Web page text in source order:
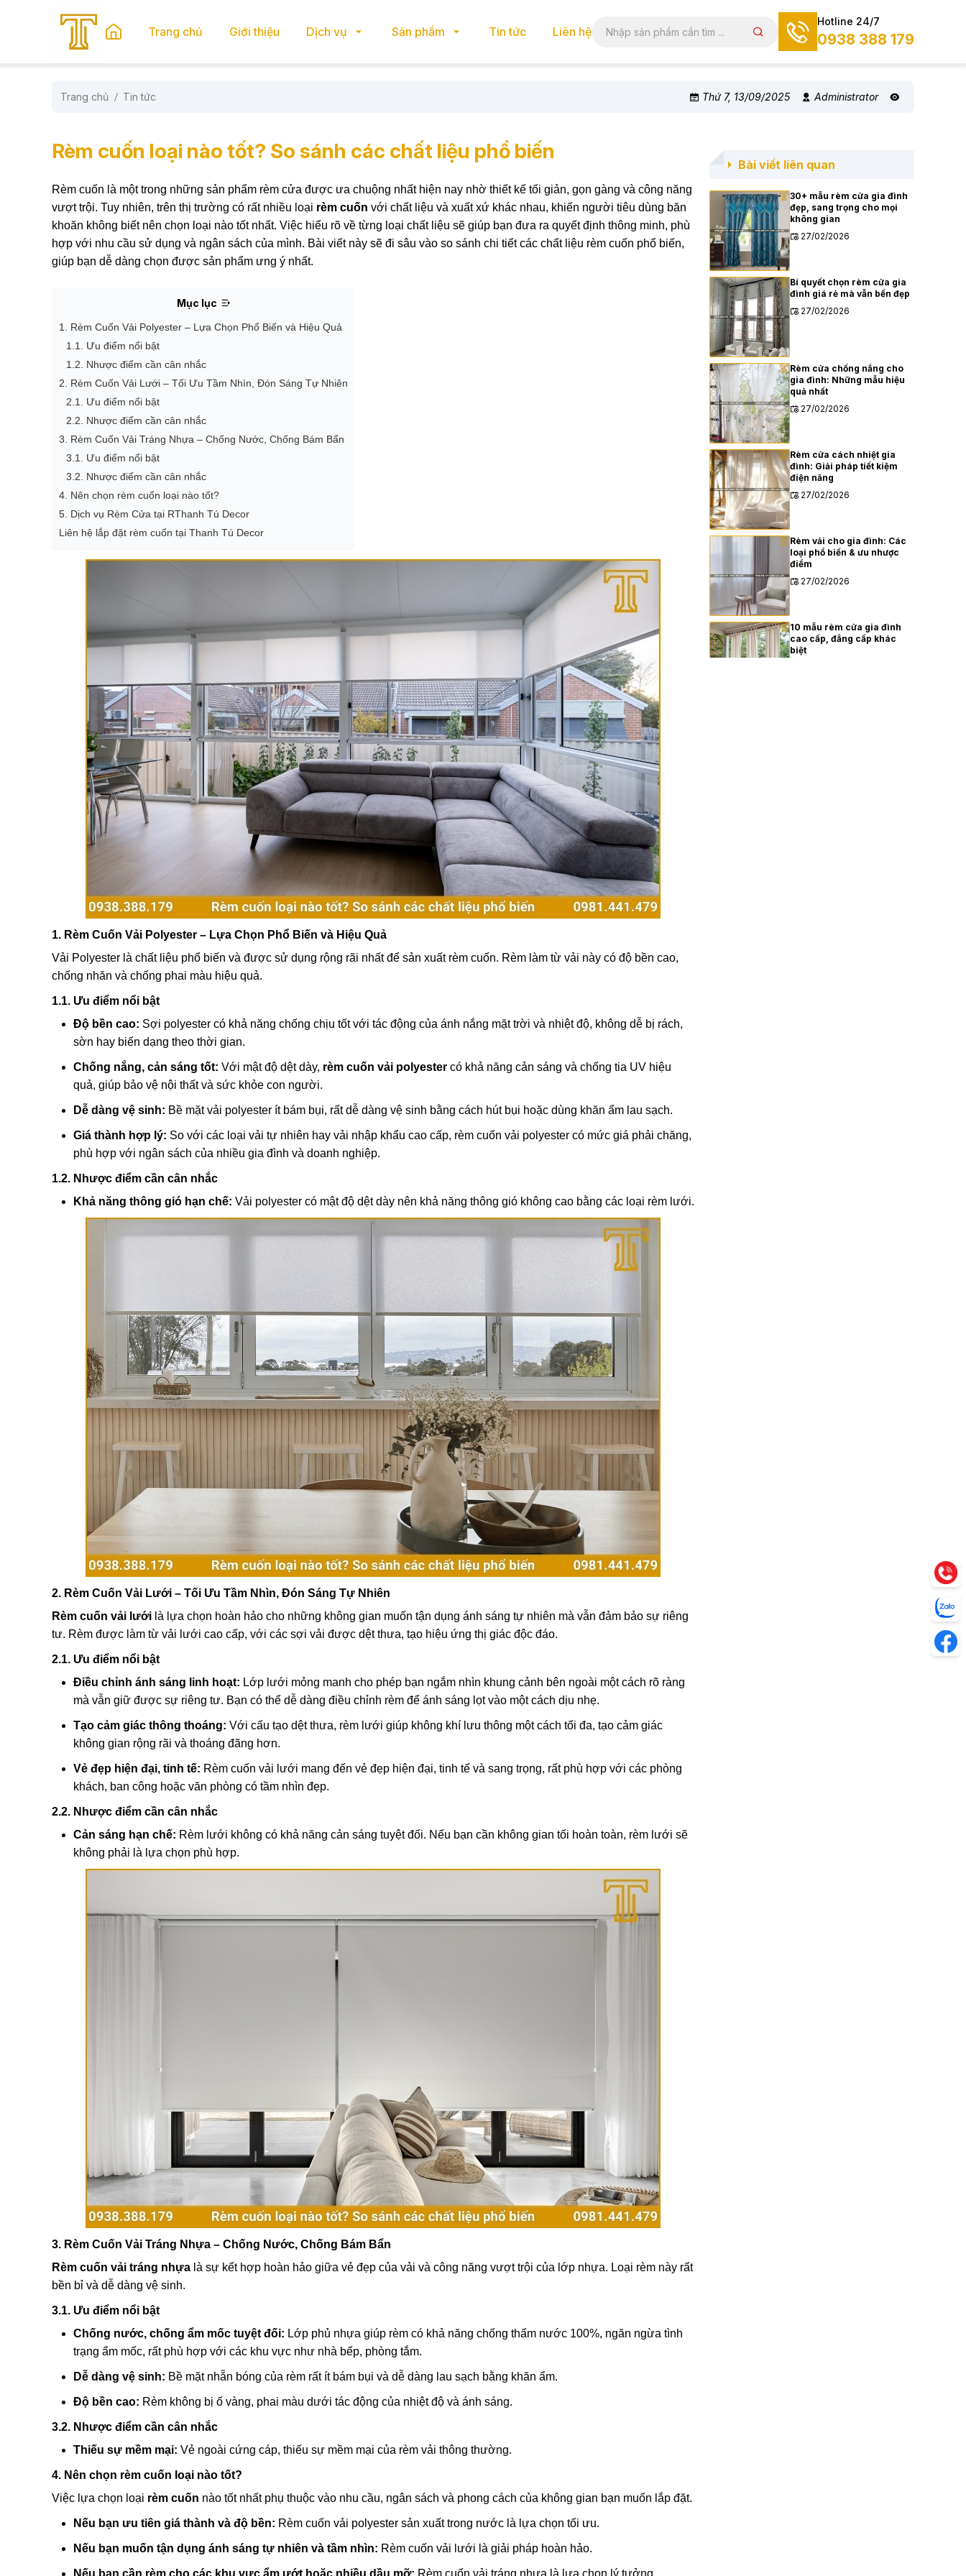
Trang chủ Giới thiệu Dịch vụ Sản phẩm Tin tức Liên hệ
Hotline 24/7
0938 388 179
Trang chủ Tin tức Thứ 7, 13/09/2025 Administrator
Rèm cuốn loại nào tốt? So sánh các chất liệu phổ biến
Rèm cuốn là một trong những sản phẩm rèm cửa được ưa chuộng nhất hiện nay nhờ thiết kế tối giản, gọn gàng và công năng
vượt trội. Tuy nhiên, trên thị trường có rất nhiều loại rèm cuốn với chất liệu và xuất xứ khác nhau, khiến người tiêu dùng băn
khoăn không biết nên chọn loại nào tốt nhất. Việc hiểu rõ về từng loại chất liệu sẽ giúp bạn đưa ra quyết định thông minh, phù
hợp với nhu cầu sử dụng và ngân sách của mình. Bài viết này sẽ đi sâu vào so sánh chi tiết các chất liệu rèm cuốn phổ biến,
giúp bạn dễ dàng chọn được sản phẩm ưng ý nhất.
Mục lục
1. Rèm Cuốn Vải Polyester – Lựa Chọn Phổ Biến và Hiệu Quả
1.1. Ưu điểm nổi bật
1.2. Nhược điểm cần cân nhắc
2. Rèm Cuốn Vải Lưới – Tối Ưu Tầm Nhìn, Đón Sáng Tự Nhiên
2.1. Ưu điểm nổi bật
2.2. Nhược điểm cần cân nhắc
3. Rèm Cuốn Vải Tráng Nhựa – Chống Nước, Chống Bám Bẩn
3.1. Ưu điểm nổi bật
3.2. Nhược điểm cần cân nhắc
4. Nên chọn rèm cuốn loại nào tốt?
5. Dịch vụ Rèm Cửa tại RThanh Tú Decor
Liên hệ lắp đặt rèm cuốn tại Thanh Tú Decor
1. Rèm Cuốn Vải Polyester – Lựa Chọn Phổ Biến và Hiệu Quả
Vải Polyester là chất liệu phổ biến và được sử dụng rộng rãi nhất để sản xuất rèm cuốn. Rèm làm từ vải này có độ bền cao,
chống nhăn và chống phai màu hiệu quả.
1.1. Ưu điểm nổi bật
Độ bền cao: Sợi polyester có khả năng chống chịu tốt với tác động của ánh nắng mặt trời và nhiệt độ, không dễ bị rách,
sờn hay biến dạng theo thời gian.
Chống nắng, cản sáng tốt: Với mật độ dệt dày, rèm cuốn vải polyester có khả năng cản sáng và chống tia UV hiệu
quả, giúp bảo vệ nội thất và sức khỏe con người.
Dễ dàng vệ sinh: Bề mặt vải polyester ít bám bụi, rất dễ dàng vệ sinh bằng cách hút bụi hoặc dùng khăn ẩm lau sạch.
Giá thành hợp lý: So với các loại vải tự nhiên hay vải nhập khẩu cao cấp, rèm cuốn vải polyester có mức giá phải chăng,
phù hợp với ngân sách của nhiều gia đình và doanh nghiệp.
1.2. Nhược điểm cần cân nhắc
Khả năng thông gió hạn chế: Vải polyester có mật độ dệt dày nên khả năng thông gió không cao bằng các loại rèm lưới.
2. Rèm Cuốn Vải Lưới – Tối Ưu Tầm Nhìn, Đón Sáng Tự Nhiên
Rèm cuốn vải lưới là lựa chọn hoàn hảo cho những không gian muốn tận dụng ánh sáng tự nhiên mà vẫn đảm bảo sự riêng
tư. Rèm được làm từ vải lưới cao cấp, với các sợi vải được dệt thưa, tạo hiệu ứng thị giác độc đáo.
2.1. Ưu điểm nổi bật
Điều chỉnh ánh sáng linh hoạt: Lớp lưới mỏng manh cho phép bạn ngắm nhìn khung cảnh bên ngoài một cách rõ ràng
mà vẫn giữ được sự riêng tư. Bạn có thể dễ dàng điều chỉnh rèm để ánh sáng lọt vào một cách dịu nhẹ.
Tạo cảm giác thông thoáng: Với cấu tạo dệt thưa, rèm lưới giúp không khí lưu thông một cách tối đa, tạo cảm giác
không gian rộng rãi và thoáng đãng hơn.
Vẻ đẹp hiện đại, tinh tế: Rèm cuốn vải lưới mang đến vẻ đẹp hiện đại, tinh tế và sang trọng, rất phù hợp với các phòng
khách, ban công hoặc văn phòng có tầm nhìn đẹp.
2.2. Nhược điểm cần cân nhắc
Cản sáng hạn chế: Rèm lưới không có khả năng cản sáng tuyệt đối. Nếu bạn cần không gian tối hoàn toàn, rèm lưới sẽ
không phải là lựa chọn phù hợp.
3. Rèm Cuốn Vải Tráng Nhựa – Chống Nước, Chống Bám Bẩn
Rèm cuốn vải tráng nhựa là sự kết hợp hoàn hảo giữa vẻ đẹp của vải và công năng vượt trội của lớp nhựa. Loại rèm này rất
bền bỉ và dễ dàng vệ sinh.
3.1. Ưu điểm nổi bật
Chống nước, chống ẩm mốc tuyệt đối: Lớp phủ nhựa giúp rèm có khả năng chống thấm nước 100%, ngăn ngừa tình
trạng ẩm mốc, rất phù hợp với các khu vực như nhà bếp, phòng tắm.
Dễ dàng vệ sinh: Bề mặt nhẵn bóng của rèm rất ít bám bụi và dễ dàng lau sạch bằng khăn ẩm.
Độ bền cao: Rèm không bị ố vàng, phai màu dưới tác động của nhiệt độ và ánh sáng.
3.2. Nhược điểm cần cân nhắc
Thiếu sự mềm mại: Vẻ ngoài cứng cáp, thiếu sự mềm mại của rèm vải thông thường.
4. Nên chọn rèm cuốn loại nào tốt?
Việc lựa chọn loại rèm cuốn nào tốt nhất phụ thuộc vào nhu cầu, ngân sách và phong cách của không gian bạn muốn lắp đặt.
Nếu bạn ưu tiên giá thành và độ bền: Rèm cuốn vải polyester sản xuất trong nước là lựa chọn tối ưu.
Nếu bạn muốn tận dụng ánh sáng tự nhiên và tầm nhìn: Rèm cuốn vải lưới là giải pháp hoàn hảo.
Nếu bạn cần rèm cho các khu vực ẩm ướt hoặc nhiều dầu mỡ: Rèm cuốn vải tráng nhựa là lựa chọn lý tưởng.
Bài viết liên quan
30+ mẫu rèm cửa gia đình
đẹp, sang trọng cho mọi
không gian
27/02/2026
Bí quyết chọn rèm cửa gia
đình giá rẻ mà vẫn bền đẹp
27/02/2026
Rèm cửa chống nắng cho
gia đình: Những mẫu hiệu
quả nhất
27/02/2026
Rèm cửa cách nhiệt gia
đình: Giải pháp tiết kiệm
điện năng
27/02/2026
Rèm vải cho gia đình: Các
loại phổ biến & ưu nhược
điểm
27/02/2026
10 mẫu rèm cửa gia đình
cao cấp, đẳng cấp khác
biệt